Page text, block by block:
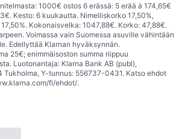
1000€ ostos 6 erässä: 5 erää à 174,65€
Kesto: 6 kuukautta. Nimelliskorko 17,50%,
Kokonaisvelka: 1047,88€. Korko: 47,88€.
Voimassa vain Suomessa asuville vähintään
Edellyttää Klarnan hyväksynnän.
25€; enimmäisoston summa riippuu
Luotonantaja: Klarna Bank AB (publ),
Tukholma, Y-tunnus: 556737-0431. Katso ehdot
fi/ehdot/.